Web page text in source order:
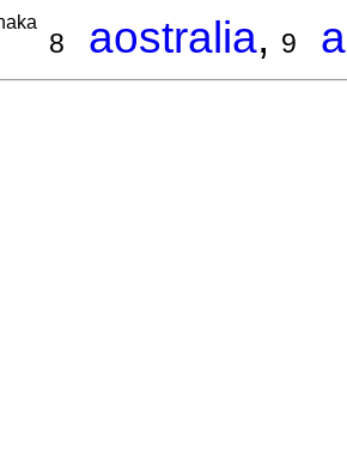
8 aostralia, 9